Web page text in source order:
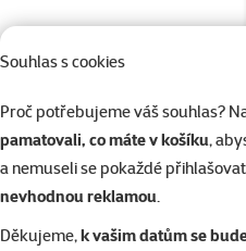
Souhlas s cookies
Proč potřebujeme váš souhlas?
pamatovali, co máte v košíku,
a nemuseli se pokaždé
nevhodnou reklamou.
Děkujeme,k vašim datům se